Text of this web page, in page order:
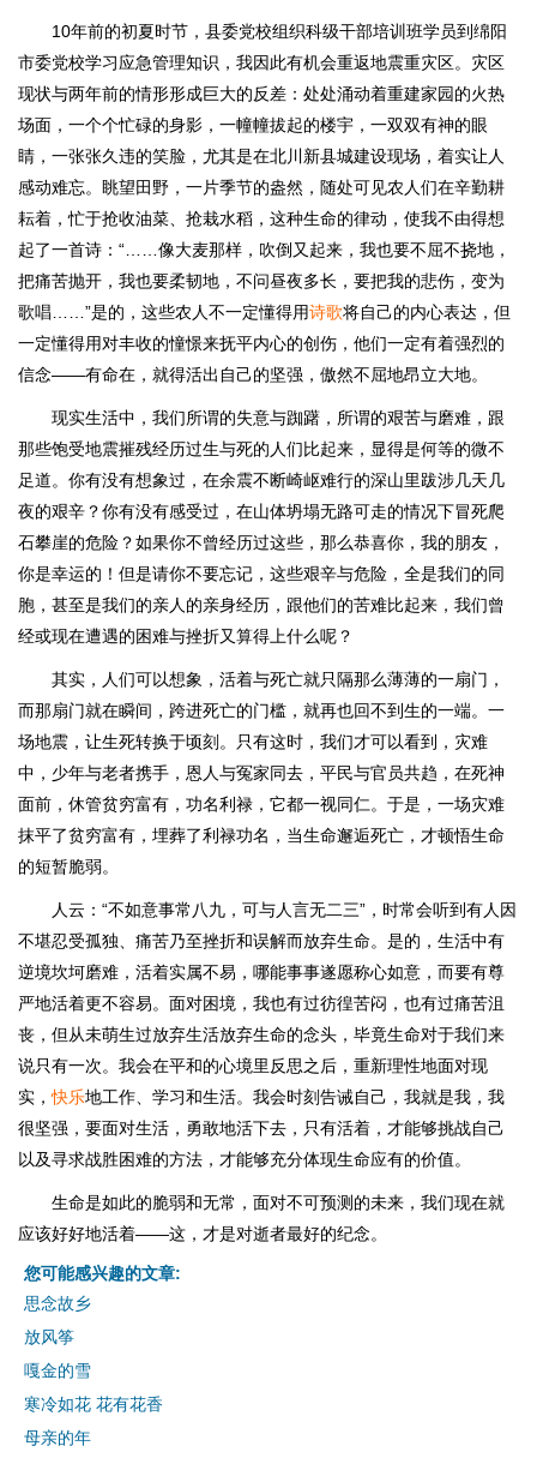
10年前的初夏时节，县委党校组织科级干部培训班学员到绵阳
市委党校学习应急管理知识，我因此有机会重返地震重灾区。灾区
现状与两年前的情形形成巨大的反差：处处涌动着重建家园的火热
场面，一个个忙碌的身影，一幢幢拔起的楼宇，一双双有神的眼
睛，一张张久违的笑脸，尤其是在北川新县城建设现场，着实让人
感动难忘。眺望田野，一片季节的盎然，随处可见农人们在辛勤耕
耘着，忙于抢收油菜、抢栽水稻，这种生命的律动，使我不由得想
起了一首诗：“……像大麦那样，吹倒又起来，我也要不屈不挠地，
把痛苦抛开，我也要柔韧地，不问昼夜多长，要把我的悲伤，变为
歌唱……”是的，这些农人不一定懂得用诗歌将自己的内心表达，但
一定懂得用对丰收的憧憬来抚平内心的创伤，他们一定有着强烈的
信念——有命在，就得活出自己的坚强，傲然不屈地昂立大地。
现实生活中，我们所谓的失意与踟躇，所谓的艰苦与磨难，跟
那些饱受地震摧残经历过生与死的人们比起来，显得是何等的微不
足道。你有没有想象过，在余震不断崎岖难行的深山里跋涉几天几
夜的艰辛？你有没有感受过，在山体坍塌无路可走的情况下冒死爬
石攀崖的危险？如果你不曾经历过这些，那么恭喜你，我的朋友，
你是幸运的！但是请你不要忘记，这些艰辛与危险，全是我们的同
胞，甚至是我们的亲人的亲身经历，跟他们的苦难比起来，我们曾
经或现在遭遇的困难与挫折又算得上什么呢？
其实，人们可以想象，活着与死亡就只隔那么薄薄的一扇门，
而那扇门就在瞬间，跨进死亡的门槛，就再也回不到生的一端。一
场地震，让生死转换于顷刻。只有这时，我们才可以看到，灾难
中，少年与老者携手，恩人与冤家同去，平民与官员共趋，在死神
面前，休管贫穷富有，功名利禄，它都一视同仁。于是，一场灾难
抹平了贫穷富有，埋葬了利禄功名，当生命邂逅死亡，才顿悟生命
的短暂脆弱。
人云：“不如意事常八九，可与人言无二三”，时常会听到有人因
不堪忍受孤独、痛苦乃至挫折和误解而放弃生命。是的，生活中有
逆境坎坷磨难，活着实属不易，哪能事事遂愿称心如意，而要有尊
严地活着更不容易。面对困境，我也有过彷徨苦闷，也有过痛苦沮
丧，但从未萌生过放弃生活放弃生命的念头，毕竟生命对于我们来
说只有一次。我会在平和的心境里反思之后，重新理性地面对现
实，快乐地工作、学习和生活。我会时刻告诫自己，我就是我，我
很坚强，要面对生活，勇敢地活下去，只有活着，才能够挑战自己
以及寻求战胜困难的方法，才能够充分体现生命应有的价值。
生命是如此的脆弱和无常，面对不可预测的未来，我们现在就
应该好好地活着——这，才是对逝者最好的纪念。
您可能感兴趣的文章:
思念故乡
放风筝
嘎金的雪
寒冷如花 花有花香
母亲的年